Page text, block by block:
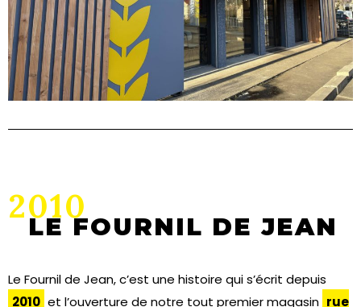
2010
LE FOURNIL DE JEAN
Le Fournil de Jean, c’est une histoire qui s’écrit depuis
2010 et l’ouverture de notre tout premier magasin rue